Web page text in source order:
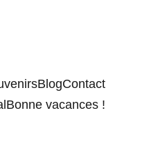
BlogContact
Bonne vacances !